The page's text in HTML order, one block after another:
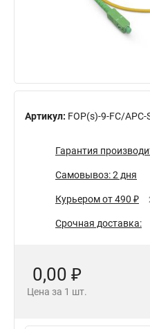
Артикул: FOP(s)-9-FC/APC-
Гарантия
Самовывоз: 2 дня
Курьером от 490 ₽
Срочная доставка:
0,00 ₽
Цена за 1 шт.